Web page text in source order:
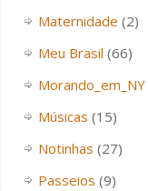
Maternidade (2)
Meu Brasil (66)
Morando_em_NY
Músicas (15)
Notinhas (27)
Passeios (9)